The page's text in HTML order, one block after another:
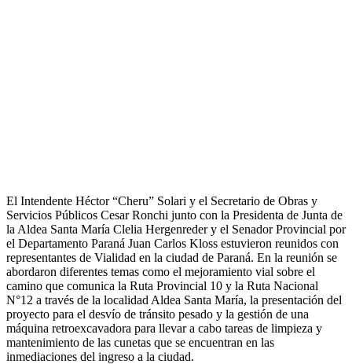
El Intendente Héctor “Cheru” Solari y el Secretario de Obras y
Servicios Públicos Cesar Ronchi junto con la Presidenta de Junta de
la Aldea Santa María Clelia Hergenreder y el Senador Provincial por
el Departamento Paraná Juan Carlos Kloss estuvieron reunidos con
representantes de Vialidad en la ciudad de Paraná. En la reunión se
abordaron diferentes temas como el mejoramiento vial sobre el
camino que comunica la Ruta Provincial 10 y la Ruta Nacional
N°12 a través de la localidad Aldea Santa María, la presentación del
proyecto para el desvío de tránsito pesado y la gestión de una
máquina retroexcavadora para llevar a cabo tareas de limpieza y
mantenimiento de las cunetas que se encuentran en las
inmediaciones del ingreso a la ciudad.